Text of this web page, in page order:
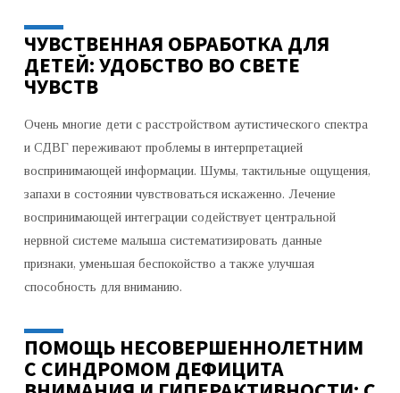
ЧУВСТВЕННАЯ ОБРАБОТКА ДЛЯ
ДЕТЕЙ: УДОБСТВО ВО СВЕТЕ
ЧУВСТВ
Очень многие дети с расстройством аутистического спектра
и СДВГ переживают проблемы в интерпретацией
воспринимающей информации. Шумы, тактильные ощущения,
запахи в состоянии чувствоваться искаженно. Лечение
воспринимающей интеграции содействует центральной
нервной системе малыша систематизировать данные
признаки, уменьшая беспокойство а также улучшая
способность для вниманию.
ПОМОЩЬ НЕСОВЕРШЕННОЛЕТНИМ
С СИНДРОМОМ ДЕФИЦИТА